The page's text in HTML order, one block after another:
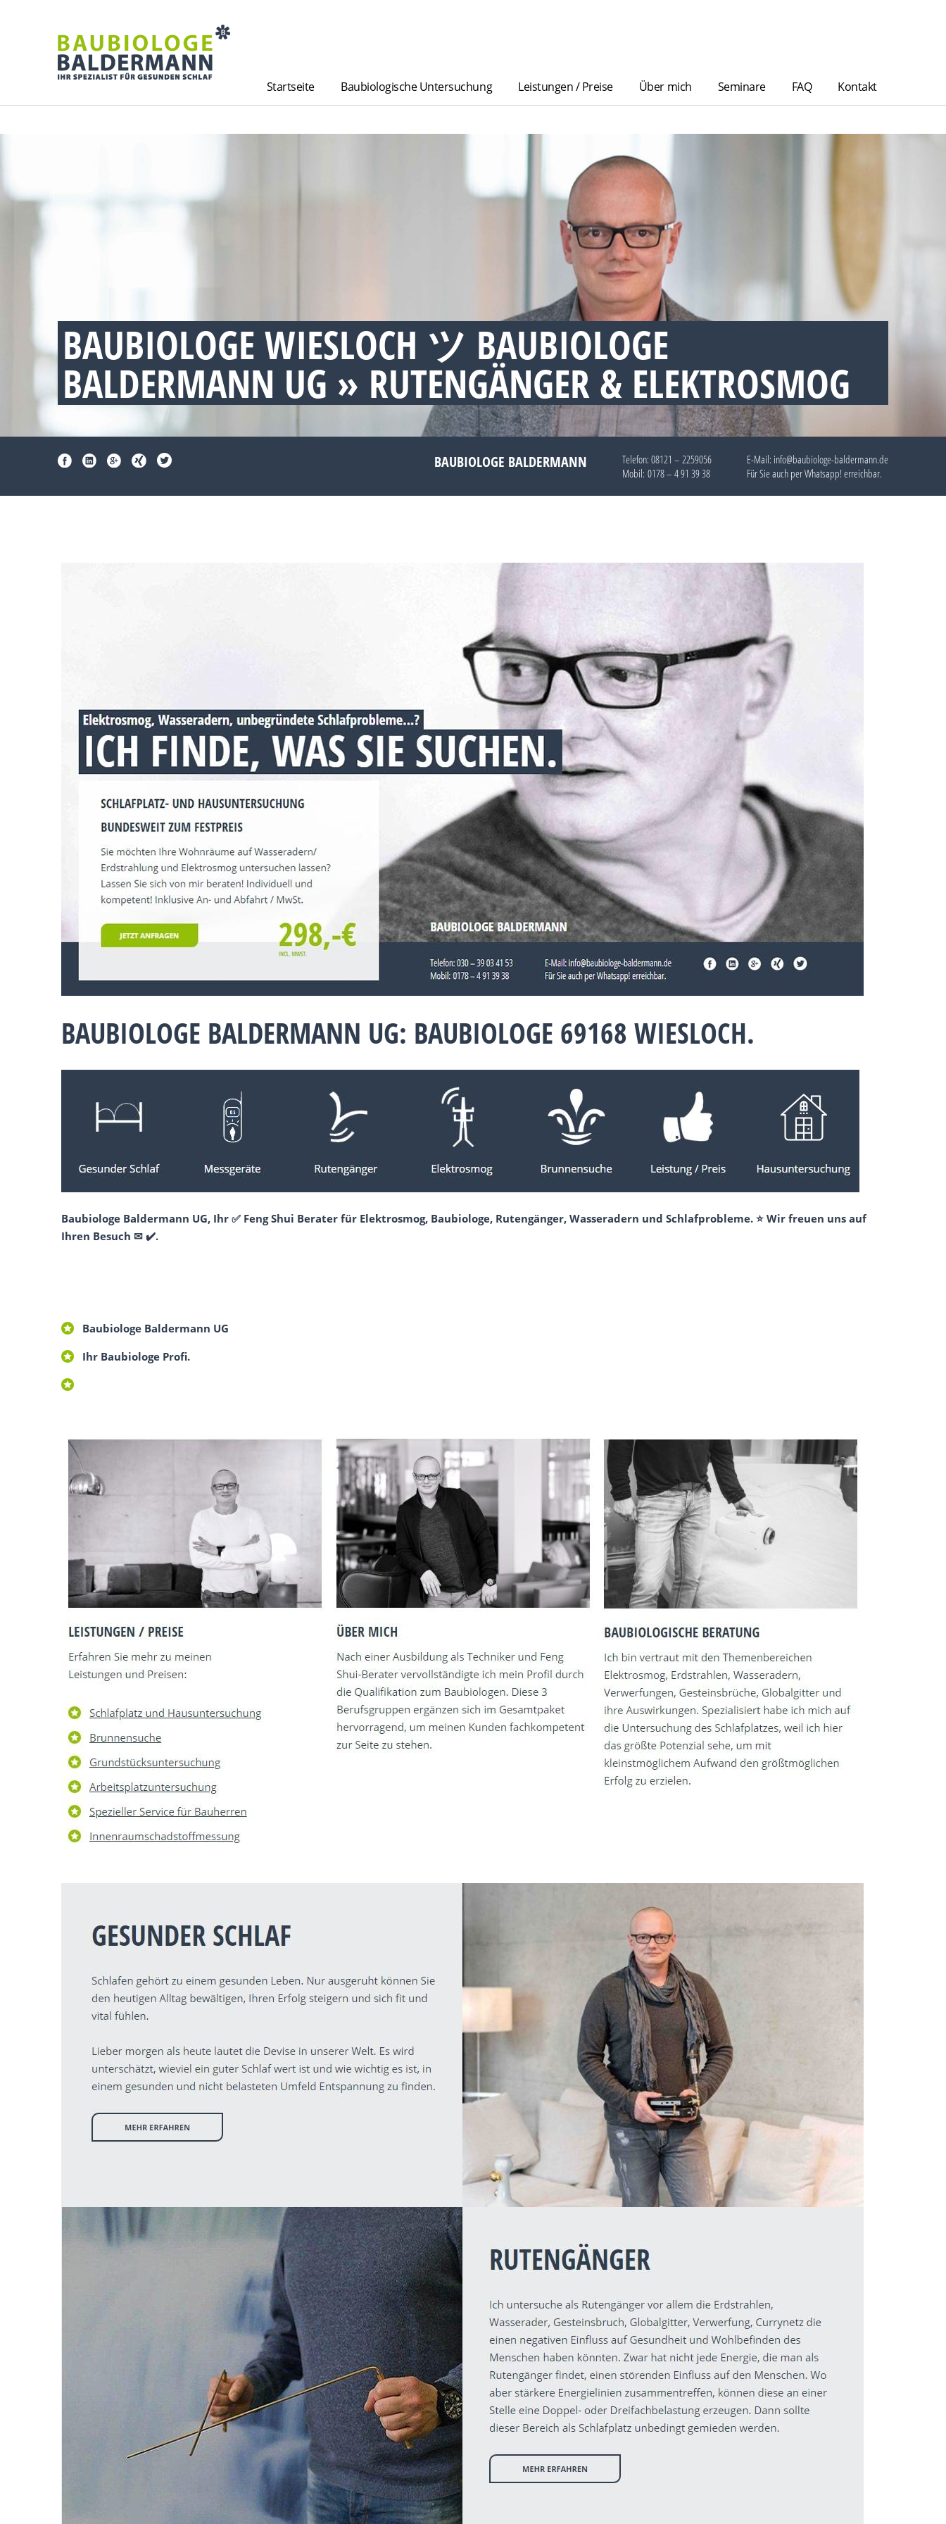
Startseite Baubiologische Untersuchung Leistungen / Preise Über mich Seminare FAQ Kontakt
BAUBIOLOGE WIESLOCH ツ BAUBIOLOGE
BALDERMANN UG » RUTENGÄNGER & ELEKTROSMOG
BAUBIOLOGE BALDERMANN Telefon: 08121 – 2259056
Mobil: 0178 – 4 91 39 38
E-Mail: info@baubiologe-baldermann.de
Für Sie auch perWhatsapp!erreichbar.
BAUBIOLOGE BALDERMANN UG: BAUBIOLOGE 69168 WIESLOCH.
Baubiologe Baldermann UG, Ihr ✅ Feng Shui Berater für Elektrosmog, Baubiologe, Rutengänger, Wasseradern und Schlafprobleme. ⭐ Wir freuen uns auf
Ihren Besuch ✉ ✔️.
Baubiologe Baldermann UG
Ihr Baubiologe Profi.